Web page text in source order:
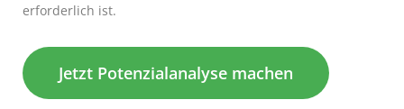
erforderlich ist.
Jetzt Potenzialanalyse machen